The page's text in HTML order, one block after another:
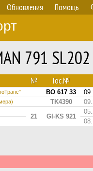
Обновления Помощь
791
№ Гос.№
ВО 617 33
TK4390
21 GI-KS 921